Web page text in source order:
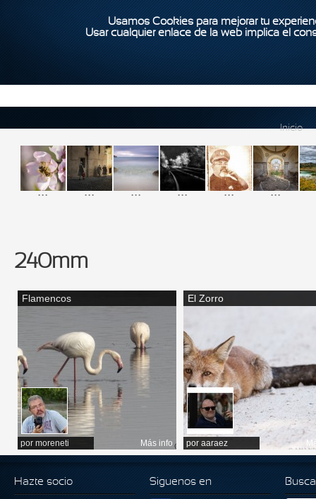
Usamos Cookies para mejorar tu
Usar cualquier enlace de la web implica el
Inicio
... ... ... ... ... ...
240mm
Flamencos
por moreneti Más info
El Zorro
por aaraez
Hazte socio Siguenos en